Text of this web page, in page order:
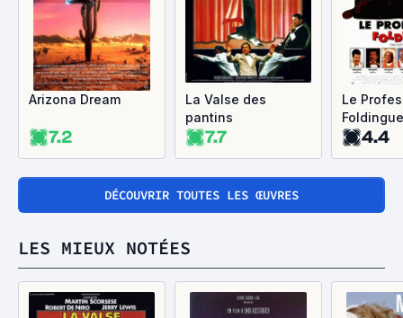
Arizona Dream
7.2
La Valse des
pantins
7.7
Le
Foldingue
4.4
DÉCOUVRIR TOUTES LES ŒUVRES
LES MIEUX NOTÉES